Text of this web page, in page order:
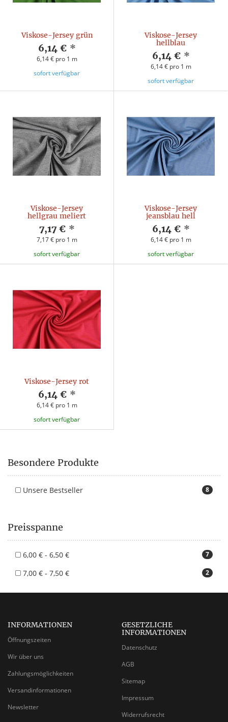
Viskose-Jersey grün
6,14 € *
6,14 € pro 1 m
sofort verfügbar
Viskose-Jersey
hellblau
6,14 € *
6,14 € pro 1 m
sofort verfügbar
Viskose-Jersey
hellgrau meliert
7,17 € *
7,17 € pro 1 m
sofort verfügbar
Viskose-Jersey
jeansblau hell
6,14 € *
6,14 € pro 1 m
sofort verfügbar
Viskose-Jersey rot
6,14 € *
6,14 € pro 1 m
sofort verfügbar
Besondere Produkte
8
Unsere Bestseller
Preisspanne
7
6,00 € - 6,50 €
2
7,00 € - 7,50 €
INFORMATIONEN
Öffnungszeiten
Wir über uns
Zahlungsmöglichkeiten
Versandinformationen
Newsletter
GESETZLICHE
INFORMATIONEN
Datenschutz
AGB
Sitemap
Impressum
Widerrufsrecht